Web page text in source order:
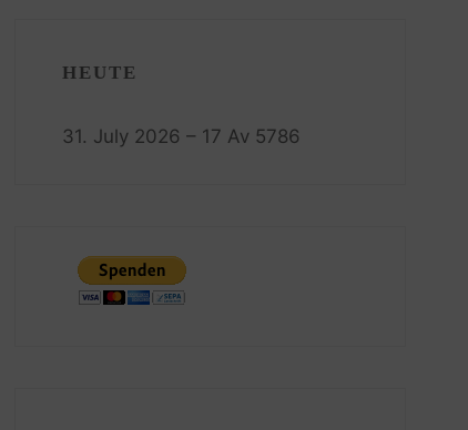
HEUTE
31. July 2026 – 17 Av 5786